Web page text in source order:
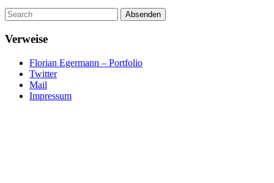
Um
diese
Seite
zu
suchen,
geben
einen
Suchbegriff
Absenden
Verweise
Florian Egermann – Portfolio
Twitter
Mail
Impressum